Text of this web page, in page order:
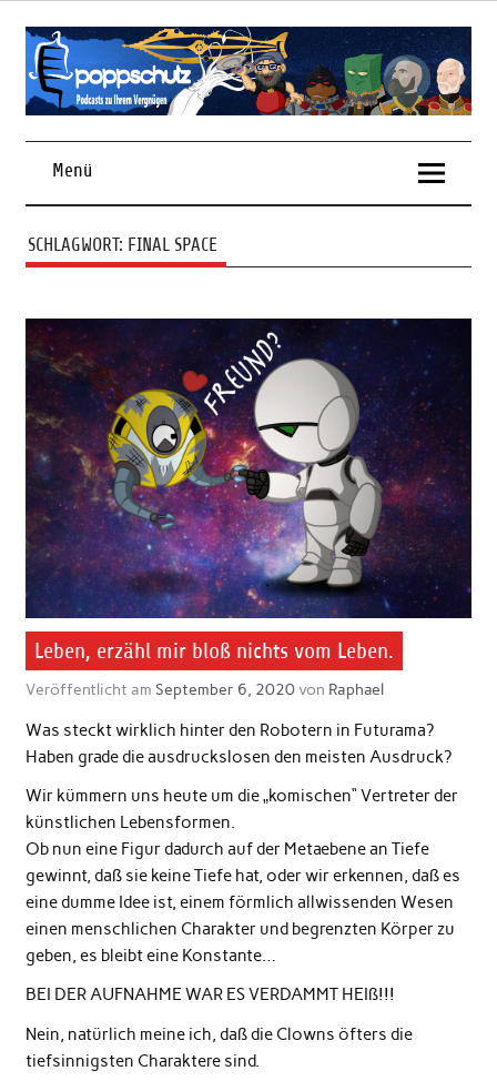
Skip
contentPodcasts zu Ihrem Vergnügen
Menü
SCHLAGWORT: FINAL SPACE
Leben, erzähl mir bloß nichts vom Leben.
Veröffentlicht am September 6, 2020von Raphael
Was steckt wirklich hinter den Robotern in Futurama?
Haben grade die ausdruckslosen den meisten Ausdruck?
Wir kümmern uns heute um die „komischen“ Vertreter der
künstlichen Lebensformen.
Ob nun eine Figur dadurch auf der Metaebene an Tiefe
gewinnt, daß sie keine Tiefe hat, oder wir erkennen, daß es
eine dumme Idee ist, einem förmlich allwissenden Wesen
einen menschlichen Charakter und begrenzten Körper zu
geben, es bleibt eine Konstante…
BEI DER AUFNAHME WAR ES VERDAMMT HEIß!!!
Nein, natürlich meine ich, daß die Clowns öfters die
tiefsinnigsten Charaktere sind.